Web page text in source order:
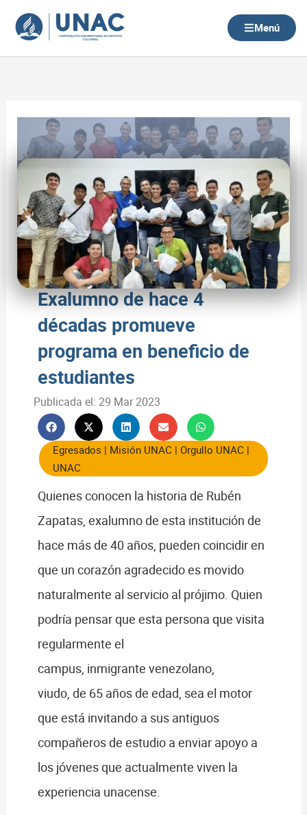
contenido
Menú
Exalumno de hace 4
décadas promueve
programa en beneficio de
estudiantes
Publicada el: 29 Mar 2023
Egresados | Misión UNAC | Orgullo UNAC |
UNAC
Quienes conocen la historia de Rubén
Zapatas, exalumno de esta institución de
hace más de 40 años, pueden coincidir en
que un corazón agradecido es movido
naturalmente al servicio al prójimo. Quien
podría pensar que esta persona que visita
regularmente el
campus, inmigrante venezolano,
viudo, de 65 años de edad, sea el motor
que está invitando a sus antiguos
compañeros de estudio a enviar apoyo a
los jóvenes que actualmente viven la
experiencia unacense.